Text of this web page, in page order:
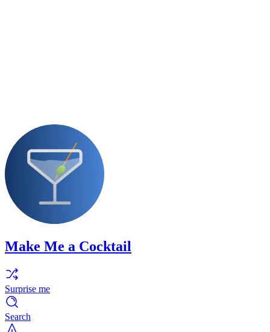
Make Me a Cocktail
Surprise me
Search